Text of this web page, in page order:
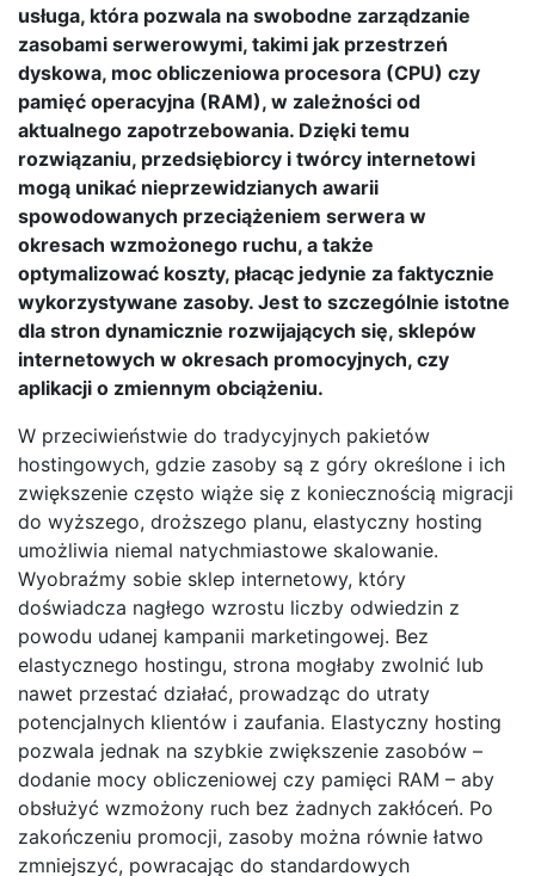
usługa, która pozwala na swobodne zarządzanie
zasobami serwerowymi, takimi jak przestrzeń
dyskowa, moc obliczeniowa procesora (CPU) czy
pamięć operacyjna (RAM), w zależności od
aktualnego zapotrzebowania. Dzięki temu
rozwiązaniu, przedsiębiorcy i twórcy internetowi
mogą unikać nieprzewidzianych awarii
spowodowanych przeciążeniem serwera w
okresach wzmożonego ruchu, a także
optymalizować koszty, płacąc jedynie za faktycznie
wykorzystywane zasoby. Jest to szczególnie istotne
dla stron dynamicznie rozwijających się, sklepów
internetowych w okresach promocyjnych, czy
aplikacji o zmiennym obciążeniu.
W przeciwieństwie do tradycyjnych pakietów
hostingowych, gdzie zasoby są z góry określone i ich
zwiększenie często wiąże się z koniecznością migracji
do wyższego, droższego planu, elastyczny hosting
umożliwia niemal natychmiastowe skalowanie.
Wyobraźmy sobie sklep internetowy, który
doświadcza nagłego wzrostu liczby odwiedzin z
powodu udanej kampanii marketingowej. Bez
elastycznego hostingu, strona mogłaby zwolnić lub
nawet przestać działać, prowadząc do utraty
potencjalnych klientów i zaufania. Elastyczny hosting
pozwala jednak na szybkie zwiększenie zasobów –
dodanie mocy obliczeniowej czy pamięci RAM – aby
obsłużyć wzmożony ruch bez żadnych zakłóceń. Po
zakończeniu promocji, zasoby można równie łatwo
zmniejszyć, powracając do standardowych